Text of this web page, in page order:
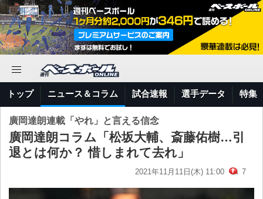
トップ ニュース＆コラム 試合速報 選手データ 特集
廣岡達朗連載「やれ」と言える信念
廣岡達朗コラム「松坂大輔、斎藤佑樹…引
退とは何か？ 惜しまれて去れ」
2021年11月11日(木) 11:00 7